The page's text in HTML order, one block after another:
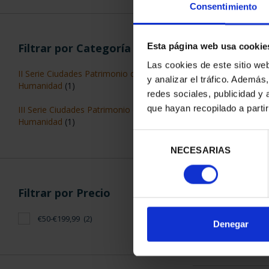
Consentimiento
Esta página web usa
Las cookies de este sitio
y analizar el tráfico.
redes sociales, publicidad y
que hayan recopilado a
consentimiento
NECESARIAS
Denegar
Filtrar por Categoría
II Serie Ciudades Patrimonio de la
Humanidad (1)
III Serie Ciudades Patrimonio de la
Humanidad (1)
Filtrar por Precio
€50-€199,99 (2)
CIUDADES
ORDENAR POR: